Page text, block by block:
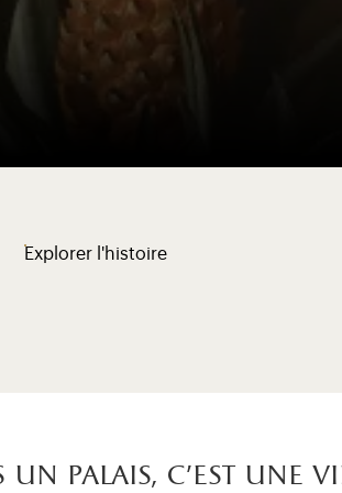
Explorer l'histoire
un palais, c’est une